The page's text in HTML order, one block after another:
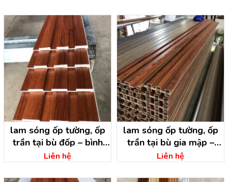
lam sóng ốp tường, ốp
trần tại bù đốp – bình
phước
Liên hệ
lam sóng ốp tường, ốp
trần tại bù gia mập –
bình phước
Liên hệ